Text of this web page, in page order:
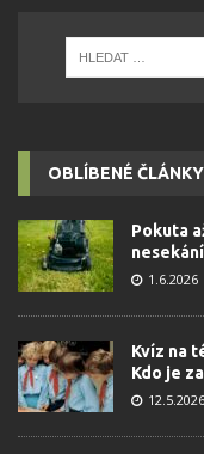
OBLÍBENÉ ČLÁNKY
Pokuta
1.6.2026
Kvíz na
Kdo je
12.5.2026